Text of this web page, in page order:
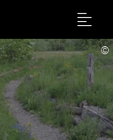
Menu
©